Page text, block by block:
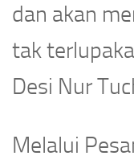
dan akan
tak
Desi Nur
Melalui